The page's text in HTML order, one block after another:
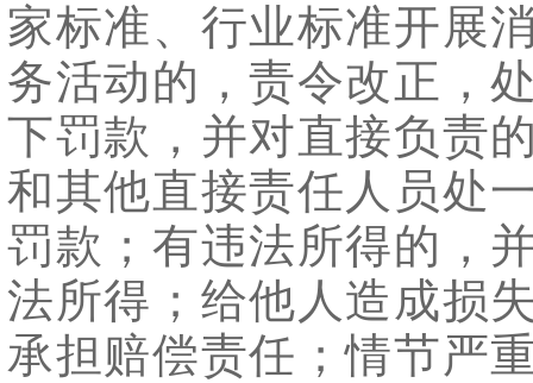
家标准、行业标准开展
务活动的，责令改正，
下罚款，并对直接负责
和其他直接责任人员处
罚款；有违法所得的，
法所得；给他人造成损
承担赔偿责任；情节严